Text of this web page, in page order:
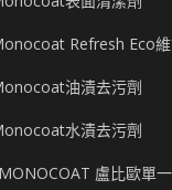
Refresh Eco
油漬去污劑
水漬去污劑
盧比歐單